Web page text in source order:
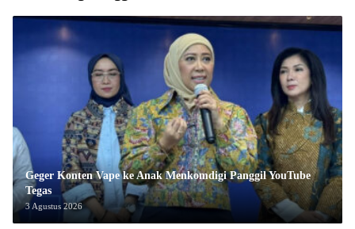
Geger Konten Vape ke Anak Menkomdigi Panggil YouTube
Tegas
3 Agustus 2026